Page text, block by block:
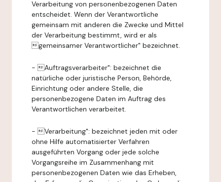
Verarbeitung von personenbezogenen Daten
entscheidet. Wenn der Verantwortliche
gemeinsam mit anderen die Zwecke und Mittel
der Verarbeitung bestimmt, wird er als
gemeinsamer Verantwortlicher" bezeichnet.
- Auftragsverarbeiter": bezeichnet die
natürliche oder juristische Person, Behörde,
Einrichtung oder andere Stelle, die
personenbezogene Daten im Auftrag des
Verantwortlichen verarbeitet.
- Verarbeitung": bezeichnet jeden mit oder
ohne Hilfe automatisierter Verfahren
ausgeführten Vorgang oder jede solche
Vorgangsreihe im Zusammenhang mit
personenbezogenen Daten wie das Erheben,